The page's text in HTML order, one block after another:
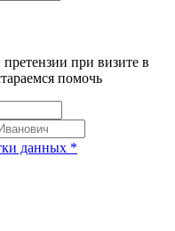
при визите в
помочь
данных *